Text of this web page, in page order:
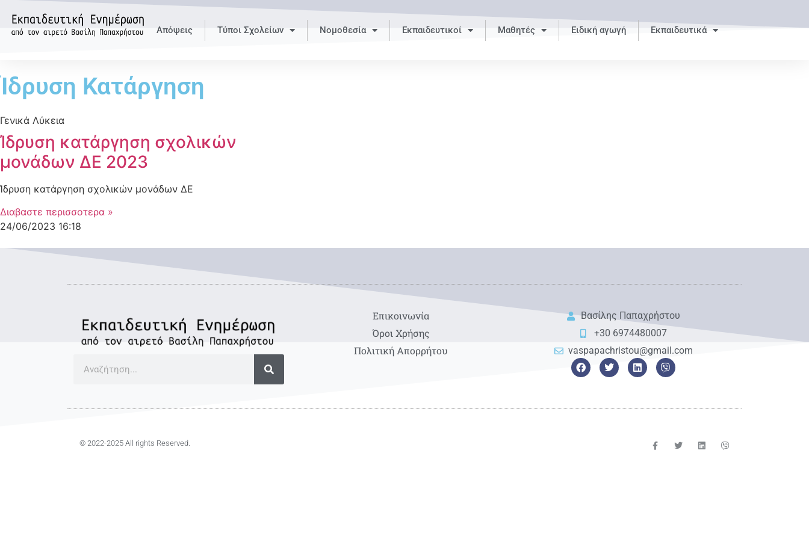
Απόψεις Τύποι Σχολείων Νομοθεσία Εκπαιδευτικοί Μαθητές Ειδική αγωγή Εκπαιδευτικά
Ίδρυση Κατάργηση
Γενικά Λύκεια
Ίδρυση κατάργηση σχολικών
μονάδων ΔΕ 2023
Ίδρυση κατάργηση σχολικών μονάδων ΔΕ
Διαβαστε περισσοτερα »
24/06/2023 16:18
Eπικοινωνία
Όροι Χρήσης
Πολιτική Απορρήτου
Βασίλης Παπαχρήστου
+30 6974480007
vaspapachristou@gmail.com
© 2022-2025 All rights Reserved.